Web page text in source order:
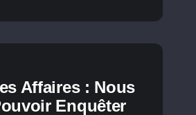
Affaires : Nous
Enquêter